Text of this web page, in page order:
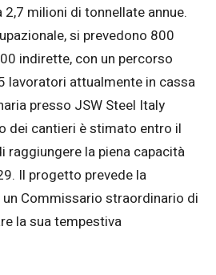
milioni di tonnellate annue.
si prevedono 800
indirette, con un percorso
lavoratori attualmente in cassa
presso JSW Steel Italy
dei cantieri è stimato entro il
raggiungere la piena capacità
Il progetto prevede la
Commissario straordinario di
la sua tempestiva